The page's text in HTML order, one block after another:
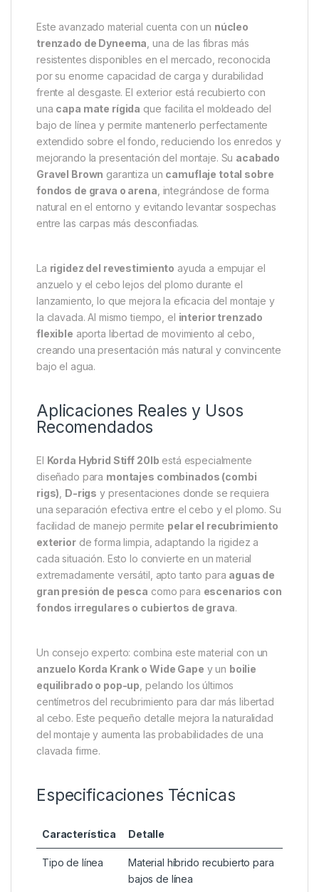
Este avanzado material cuenta con un núcleo
trenzado de Dyneema , una de las fibras más
resistentes disponibles en el mercado, reconocida
por su enorme capacidad de carga y durabilidad
frente al desgaste. El exterior está recubierto con
una capa mate rígida que facilita el moldeado del
bajo de línea y permite mantenerlo perfectamente
extendido sobre el fondo, reduciendo los enredos y
mejorando la presentación del montaje. Su acabado
Gravel Brown garantiza un camuflaje total sobre
fondos de grava o arena , integrándose de forma
natural en el entorno y evitando levantar sospechas
entre las carpas más desconfiadas.
La rigidez del revestimiento ayuda a empujar el
anzuelo y el cebo lejos del plomo durante el
lanzamiento, lo que mejora la eficacia del montaje y
la clavada. Al mismo tiempo, el interior trenzado
flexible aporta libertad de movimiento al cebo,
creando una presentación más natural y convincente
bajo el agua.
Aplicaciones Reales y Usos
Recomendados
El Korda Hybrid Stiff 20lb está especialmente
diseñado para montajes combinados (combi
rigs) D-rigs y presentaciones donde se requiera
una separación efectiva entre el cebo y el plomo. Su
facilidad de manejo permite pelar el recubrimiento
exteriorde forma limpia, adaptando la rigidez a
cada situación. Esto lo convierte en un material
extremadamente versátil, apto tanto para aguas de
gran presión de pesca como para escenarios con
fondos irregulares o cubiertos de grava.
Un consejo experto: combina este material con un
anzuelo Korda Krank o Wide Gape y un boilie
equilibrado o pop-up , pelando los últimos
centímetros del recubrimiento para dar más libertad
al cebo. Este pequeño detalle mejora la naturalidad
del montaje y aumenta las probabilidades de una
clavada firme.
Especificaciones Técnicas
Característica Detalle
Tipo de línea
Material híbrido recubierto para
bajos de línea